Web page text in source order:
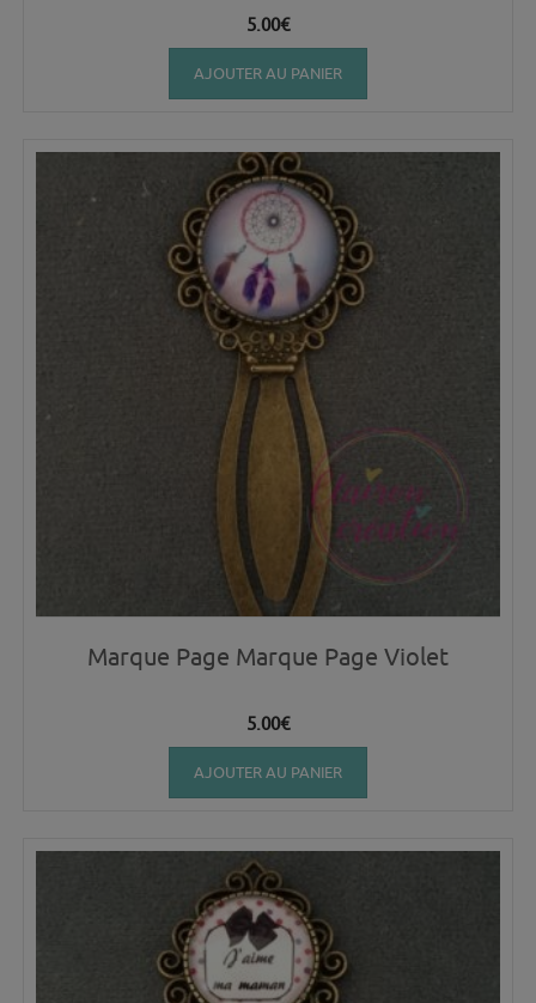
5.00€
AJOUTER AU PANIER
Marque Page Marque Page Violet
5.00€
AJOUTER AU PANIER